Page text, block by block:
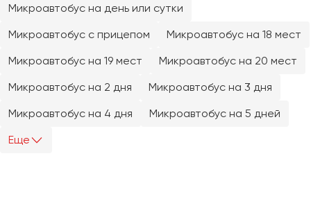
Микроавтобус на день или сутки
Микроавтобус с прицепом
Микроавтобус на 18 мест
Микроавтобус на 19 мест
Микроавтобус на 20 мест
Микроавтобус на 2 дня
Микроавтобус на 3 дня
Микроавтобус на 4 дня
Микроавтобус на 5 дней
Еще
Челябинск
Якутск
Ярославль